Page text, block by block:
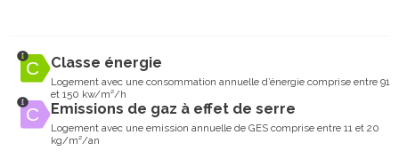
Classe énergie
Logement avec une consommation annuelle d’énergie comprise entre 91
et 150 kw/m²/h
Emissions de gaz à effet de serre
Logement avec une emission annuelle de GES comprise entre 11 et 20
kg/m²/an